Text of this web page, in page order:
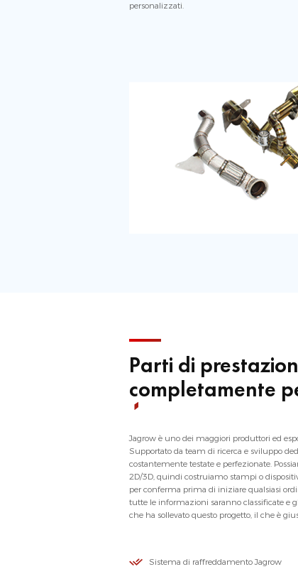
personalizzati.
Parti di
completamente
Jagrow è uno dei maggiori produttori ed
Supportato da team di ricerca e sviluppo
costantemente testate e perfezionate.
2D/3D, quindi costruiamo stampi o
per conferma prima di iniziare qualsiasi
tutte le informazioni saranno classificate e
che ha sollevato questo progetto, il che è
Sistema di raffreddamento Jagrow